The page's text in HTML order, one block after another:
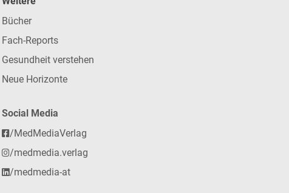
Bücher
Fach-Reports
Gesundheit verstehen
Neue Horizonte
Social Media
/MedMediaVerlag
/medmedia.verlag
/medmedia-at